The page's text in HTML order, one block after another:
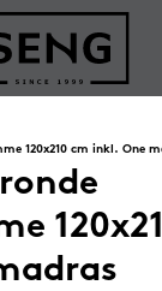
120x210 cm inkl. One